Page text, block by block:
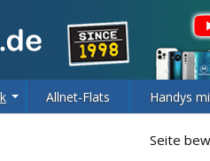
Allnet-Flats Handys
Seite